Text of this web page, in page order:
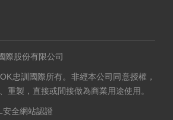
際股份有限公司
忠訓國際所有。非經本公司同意授權，
重製，直接或間接做為商業用途使用。
安全網站認證